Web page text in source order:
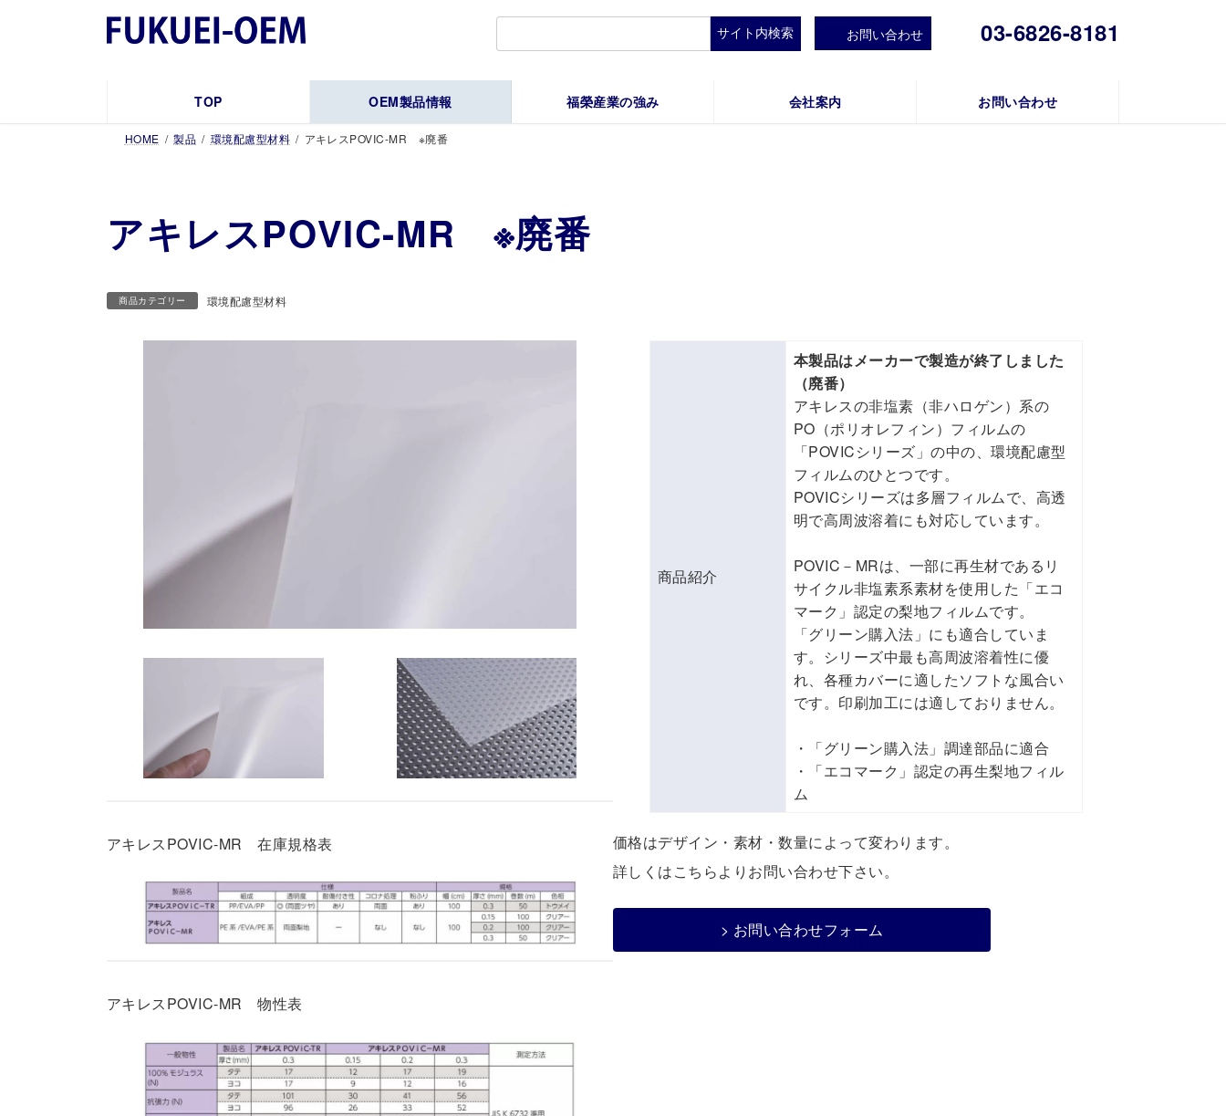
索:
お問い合わせ 03-6826-8181
TOP OEM製品情報 福榮産業の強み 会社案内 お問い合わせ
HOME 製品 環境配慮型材料 アキレスPOVIC-MR ※廃番
アキレスPOVIC-MR ※廃番
アキレスPOVIC-MR 在庫規格表
アキレスPOVIC-MR 物性表
商品紹介
本製品はメーカーで製造が終了しました
（廃番）
アキレスの非塩素（非ハロゲン）系の
PO（ポリオレフィン）フィルムの
「POVICシリーズ」の中の、環境配慮型
フィルムのひとつです。
POVICシリーズは多層フィルムで、高透
明で高周波溶着にも対応しています。
POVIC－MRは、一部に再生材であるリ
サイクル非塩素系素材を使用した「エコ
マーク」認定の梨地フィルムです。
「グリーン購入法」にも適合していま
す。シリーズ中最も高周波溶着性に優
れ、各種カバーに適したソフトな風合い
です。印刷加工には適しておりません。
・「グリーン購入法」調達部品に適合
・「エコマーク」認定の再生梨地フィル
ム
価格はデザイン・素材・数量によって変わります。
詳しくはこちらよりお問い合わせ下さい。
> お問い合わせフォーム
商品カテゴリー 環境配慮型材料